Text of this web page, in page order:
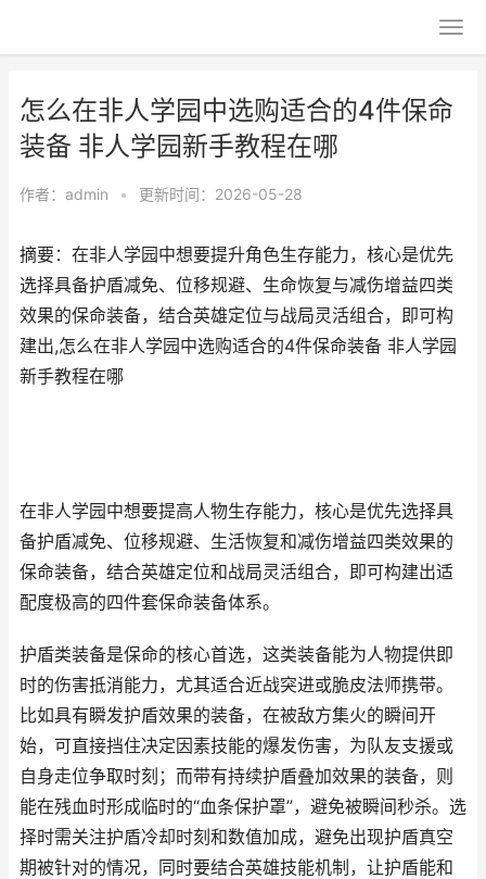
怎么在非人学园中选购适合的4件保命
装备 非人学园新手教程在哪
作者： admin • 更新时间：2026-05-28
摘要：在非人学园中想要提升角色生存能力，核心是优先
选择具备护盾减免、位移规避、生命恢复与减伤增益四类
效果的保命装备，结合英雄定位与战局灵活组合，即可构
建出,怎么在非人学园中选购适合的4件保命装备 非人学园
新手教程在哪
在非人学园中想要提高人物生存能力，核心是优先选择具
备护盾减免、位移规避、生活恢复和减伤增益四类效果的
保命装备，结合英雄定位和战局灵活组合，即可构建出适
配度极高的四件套保命装备体系。
护盾类装备是保命的核心首选，这类装备能为人物提供即
时的伤害抵消能力，尤其适合近战突进或脆皮法师携带。
比如具有瞬发护盾效果的装备，在被敌方集火的瞬间开
始，可直接挡住决定因素技能的爆发伤害，为队友支援或
自身走位争取时刻；而带有持续护盾叠加效果的装备，则
能在残血时形成临时的“血条保护罩”，避免被瞬间秒杀。选
择时需关注护盾冷却时刻和数值加成，避免出现护盾真空
期被针对的情况，同时要结合英雄技能机制，让护盾能和